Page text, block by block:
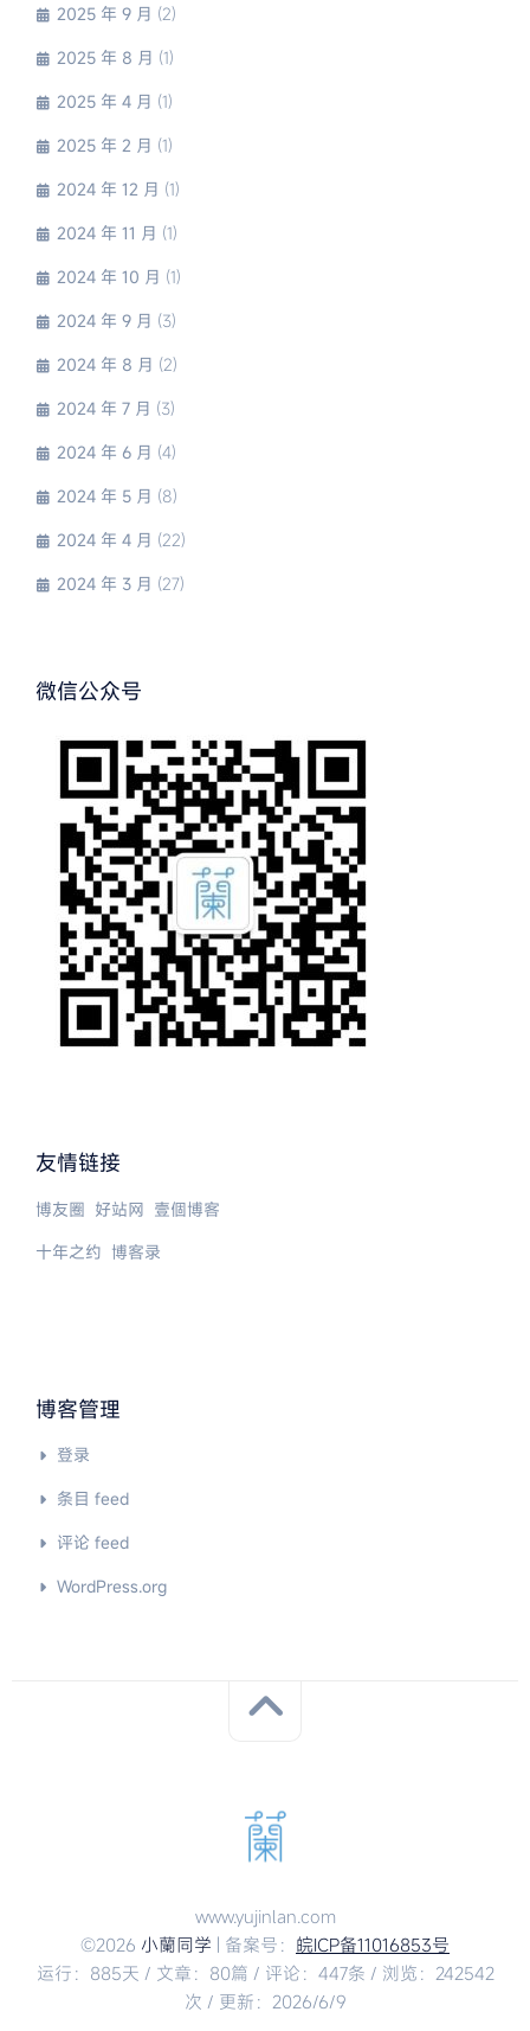
2025 年 9 月 (2)
2025 年 8 月 (1)
2025 年 4 月 (1)
2025 年 2 月 (1)
2024 年 12 月 (1)
2024 年 11 月 (1)
2024 年 10 月 (1)
2024 年 9 月 (3)
2024 年 8 月 (2)
2024 年 7 月 (3)
2024 年 6 月 (4)
2024 年 5 月 (8)
2024 年 4 月 (22)
2024 年 3 月 (27)
微信公众号
友情链接
博友圈 好站网 壹個博客
十年之约 博客录
博客管理
登录
条目 feed
评论 feed
WordPress.org
www.yujinlan.com
©2026 小蘭同学 | 备案号： 皖ICP备11016853号
运行：885天 / 文章：80篇 / 评论：447条 / 浏览：242542
次 / 更新：2026/6/9